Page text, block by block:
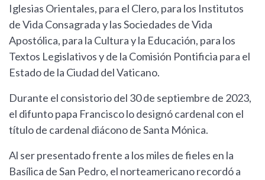
Iglesias Orientales, para el Clero, para los Institutos
de Vida Consagrada y las Sociedades de Vida
Apostólica, para la Cultura y la Educación, para los
Textos Legislativos y de la Comisión Pontificia para el
Estado de la Ciudad del Vaticano.
Durante el consistorio del 30 de septiembre de 2023,
el difunto papa Francisco lo designó cardenal con el
título de cardenal diácono de Santa Mónica.
Al ser presentado frente a los miles de fieles en la
Basílica de San Pedro, el norteamericano recordó a